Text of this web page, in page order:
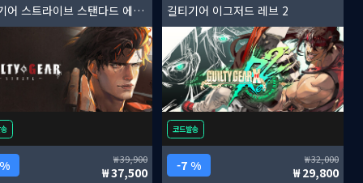
길티기어 스트라이브 스탠다드 에디션
39,900
37,500
길티기어 이그저드 레브 2
코드발송
7 % 32,000
29,800